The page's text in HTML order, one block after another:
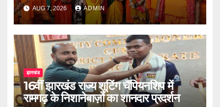
AUG 7, 2026 ADMIN
झारखंड
16वीं झारखंड राज्य शूटिंग चैंपियनशिप में
रामगढ़ के निशानेबाज़ों का शानदार प्रदर्शन